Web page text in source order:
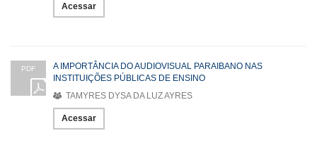
Acessar
PDF
A IMPORTÂNCIA DO AUDIOVISUAL PARAIBANO NAS
INSTITUIÇÕES PÚBLICAS DE ENSINO
TAMYRES DYSA DA LUZ AYRES
Acessar